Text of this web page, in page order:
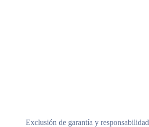
Exclusión de garantía y responsabilidad